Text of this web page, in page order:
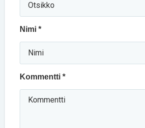
Nimi *
Kommentti *